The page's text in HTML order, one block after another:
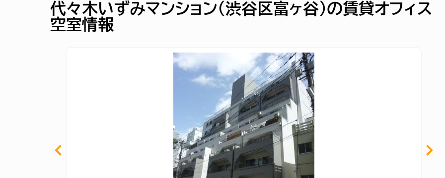
代々木いずみマンション（渋谷区富ヶ谷）の賃貸オフィス
空室情報